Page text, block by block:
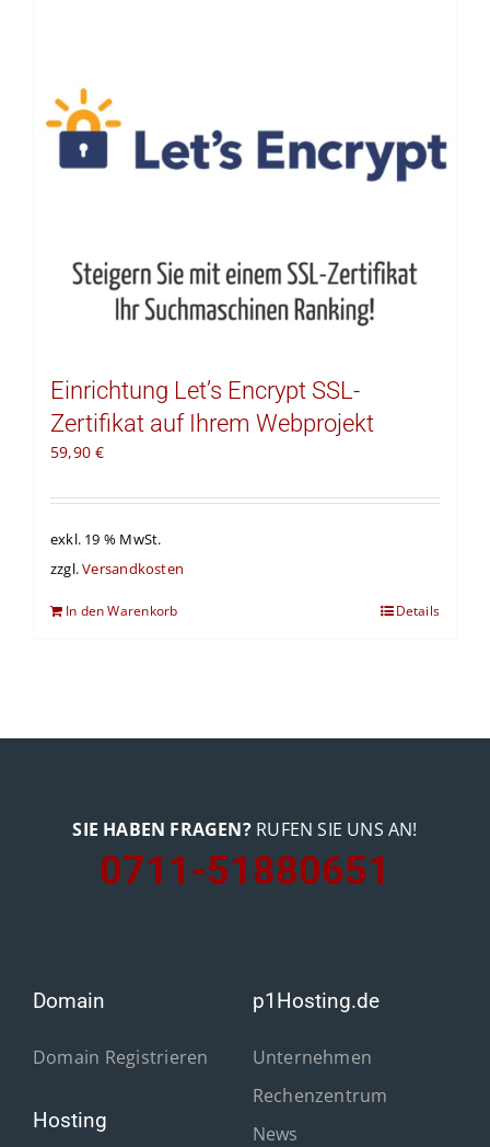
Warenkorb
Einrichtung Let’s Encrypt SSL-
Zertifikat auf Ihrem Webprojekt
59,90€
exkl. 19 % MwSt.
zzgl.Versandkosten
In den Warenkorb Details
SIE HABEN FRAGEN?RUFEN SIE UNS AN!
0711-51880651
Domain
Domain Registrieren
Hosting
p1Hosting.de
Unternehmen
Rechenzentrum
News